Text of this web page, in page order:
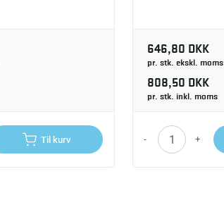
Til kurv
646,80 DKK
pr. stk. ekskl. moms
808,50 DKK
pr. stk. inkl. moms
- +